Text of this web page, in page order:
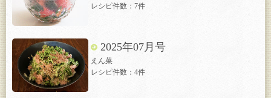
レシピ件数：7件
2025年07月号
えん菜
レシピ件数：4件